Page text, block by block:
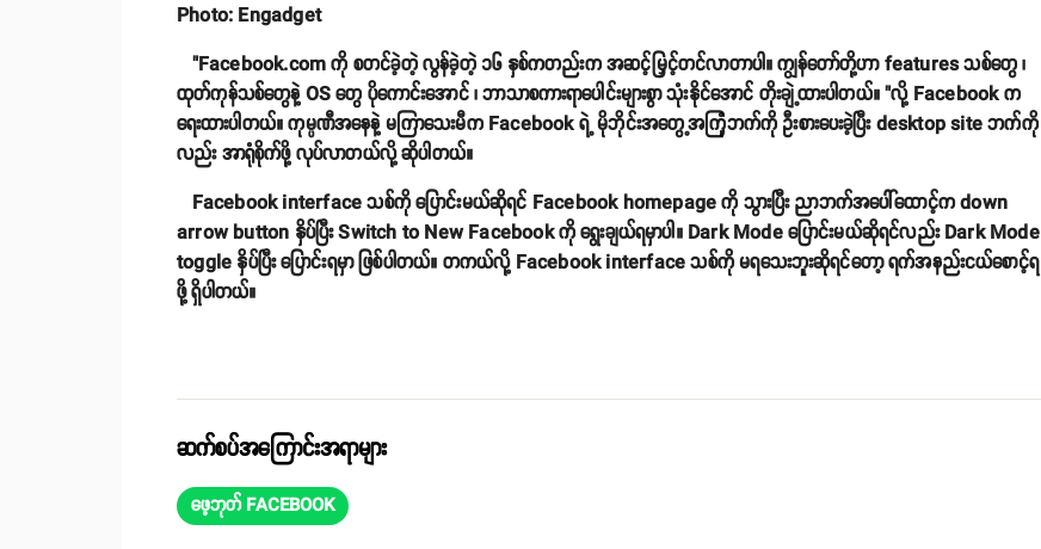
Photo: Engadget
"Facebook.com ကို စတင်ခဲ့တဲ့ လွန်ခဲ့တဲ့ ၁၆ နှစ်ကတည်းက အဆင့်မြှင့်တင်လာတာပါ။ ကျွန်တော်တို့ဟာ features သစ်တွေ ၊
ထုတ်ကုန်သစ်တွေနဲ့ OS တွေ ပိုကောင်းအောင် ၊ ဘာသာစကားရာပေါင်းများစွာ သုံးနိုင်အောင် တိုးချဲ့ထားပါတယ်။ "လို့ Facebook က
ရေးထားပါတယ်။ ကုမ္ပဏီအနေနဲ့ မကြာသေးမီက Facebook ရဲ့ မိုဘိုင်းအတွေ့အကြုံဘက်ကို ဦးစားပေးခဲ့ပြီး desktop site ဘက်ကို
လည်း အာရုံစိုက်ဖို့ လုပ်လာတယ်လို့ ဆိုပါတယ်။
Facebook interface သစ်ကို ပြောင်းမယ်ဆိုရင် Facebook homepage ကို သွားပြီး ညာဘက်အပေါ်ထောင့်က down
arrow button နှိပ်ပြီး Switch to New Facebook ကို ရွေးချယ်ရမှာပါ။ Dark Mode ပြောင်းမယ်ဆိုရင်လည်း Dark Mode
toggle နှိပ်ပြီး ပြောင်းရမှာ ဖြစ်ပါတယ်။ တကယ်လို့ Facebook interface သစ်ကို မရသေးဘူးဆိုရင်တော့ ရက်အနည်းငယ်စောင့်ရ
ဖို့ ရှိပါတယ်။
ဆက်စပ်အကြောင်းအရာများ
ဖေ့ဘုတ် FACEBOOK